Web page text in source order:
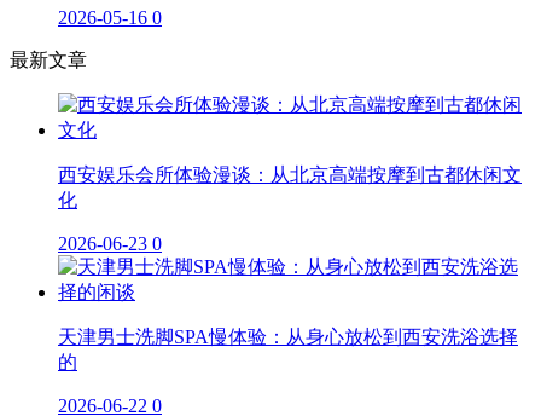
2026-05-16 0
最新文章
西安娱乐会所体验漫谈：从北京高端按摩到古都休闲文
化
2026-06-23 0
天津男士洗脚SPA慢体验：从身心放松到西安洗浴选择
的
2026-06-22 0